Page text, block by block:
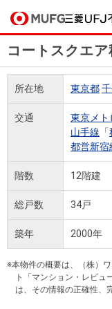
買いたい
中古
マン
ショ
ンを
探す
売りたい
無
査
定
店舗案内
店舗のご
案内（首
都圏）
会社情報
ごあいさ
つ
経営ビジ
ョン
採用情報
新卒採用
情報
買いたい
売りたい
会社情報
法人のお客さま
コートスクエ
所在地 東京都
交通 東京メト
山手線 「
都営新宿
階数 12階建
総戸数 34戸
築年 2000年
※本物件の概要は、（株）
ト「マンション・レビュ
は、その情報の正確性、